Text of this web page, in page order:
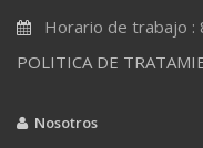
Horario de trabajo :
POLITICA DE
Nosotros